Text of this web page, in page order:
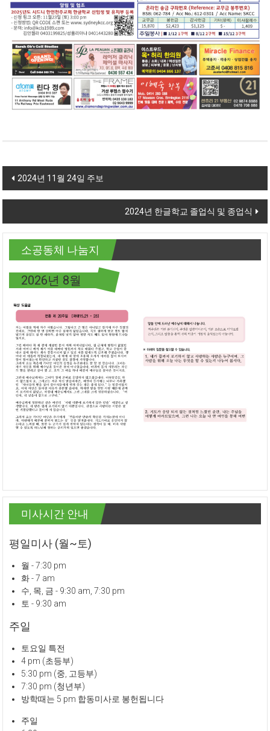
Post navigation
2024년 11월 24일 주보
2024년 한글학교 졸업식 및 종업식
소공동체 나눔지
2026년 8월
미사시간 안내
평일미사 (월~토)
월 - 7:30 pm
화 - 7 am
수, 목, 금 - 9:30 am, 7:30 pm
토 - 9:30 am
주일
토요일 특전
4 pm (초등부)
5:30 pm (중, 고등부)
7:30 pm (청년부)
방학때는 5 pm 합동미사로 봉헌됩니다
주일